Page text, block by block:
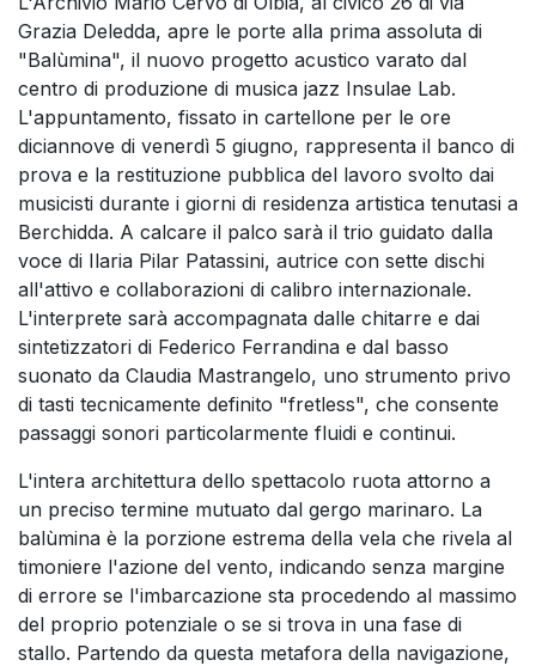
Grazia Deledda, apre le porte alla prima assoluta di
"Balùmina", il nuovo progetto acustico varato dal
centro di produzione di musica jazz Insulae Lab.
L'appuntamento, fissato in cartellone per le ore
diciannove di venerdì 5 giugno, rappresenta il banco di
prova e la restituzione pubblica del lavoro svolto dai
musicisti durante i giorni di residenza artistica tenutasi a
Berchidda. A calcare il palco sarà il trio guidato dalla
voce di Ilaria Pilar Patassini, autrice con sette dischi
all'attivo e collaborazioni di calibro internazionale.
L'interprete sarà accompagnata dalle chitarre e dai
sintetizzatori di Federico Ferrandina e dal basso
suonato da Claudia Mastrangelo, uno strumento privo
di tasti tecnicamente definito "fretless", che consente
passaggi sonori particolarmente fluidi e continui.
L'intera architettura dello spettacolo ruota attorno a
un preciso termine mutuato dal gergo marinaro. La
balùmina è la porzione estrema della vela che rivela al
timoniere l'azione del vento, indicando senza margine
di errore se l'imbarcazione sta procedendo al massimo
del proprio potenziale o se si trova in una fase di
stallo. Partendo da questa metafora della navigazione,